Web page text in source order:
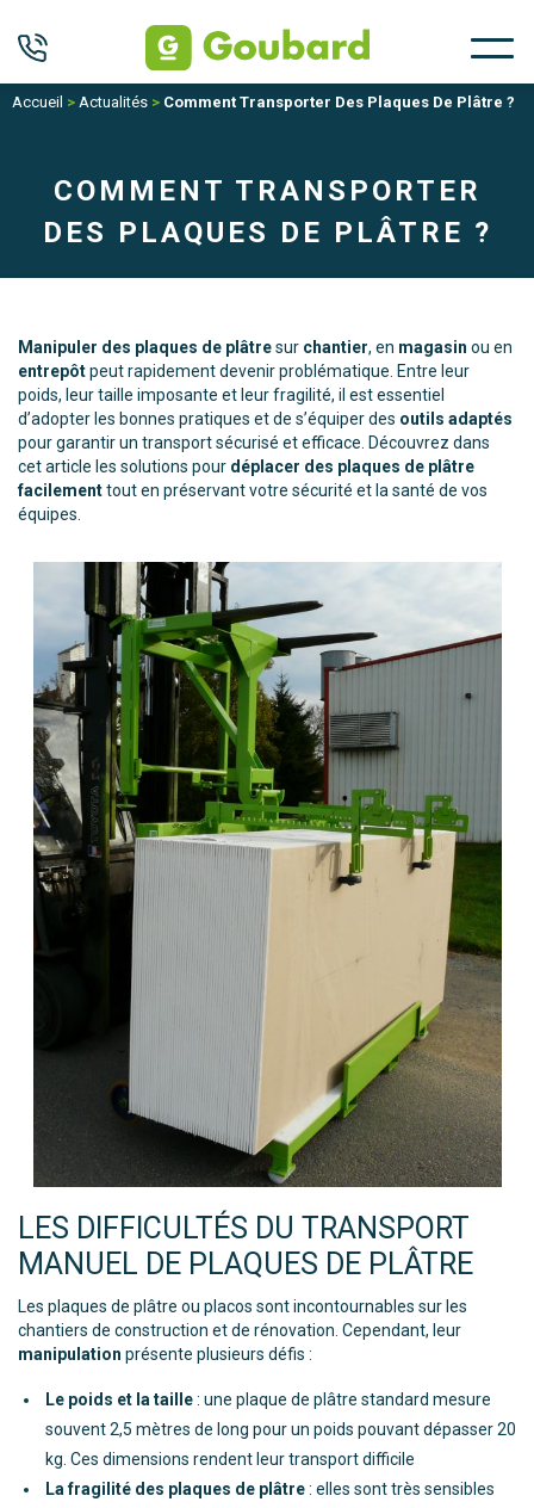
Accueil > Actualités > Comment Transporter Des Plaques De Plâtre ?
COMMENT TRANSPORTER
DES PLAQUES DE PLÂTRE ?
Manipuler des plaques de plâtresur chantier, en magasin ou en
entrepôtpeut rapidement devenir problématique. Entre leur
poids, leur taille imposante et leur fragilité, il est essentiel
d’adopter les bonnes pratiques et de s’équiper des outils adaptés
pour garantir un transport sécurisé et efficace. Découvrez dans
cet article les solutions pour déplacer des plaques de plâtre
facilementtout en préservant votre sécurité et la santé de vos
équipes.
LES DIFFICULTÉS DU TRANSPORT
MANUEL DE PLAQUES DE PLÂTRE
Les plaques de plâtre ou placos sont incontournables sur les
chantiers de construction et de rénovation. Cependant, leur
manipulation présente plusieurs défis :
Le poids et la taille: une plaque de plâtre standard mesure
souvent 2,5 mètres de long pour un poids pouvant dépasser 20
kg. Ces dimensions rendent leur transport difficile
La fragilité des plaques de plâtre: elles sont très sensibles